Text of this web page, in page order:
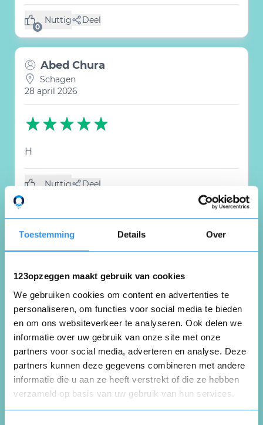
Toestemming Details Over
123opzeggen maakt gebruik van cookies
We gebruiken cookies om content en advertenties te
personaliseren, om functies voor social media te bieden
en om ons websiteverkeer te analyseren. Ook delen we
informatie over uw gebruik van onze site met onze
partners voor social media, adverteren en analyse. Deze
partners kunnen deze gegevens combineren met andere
informatie die u aan ze heeft verstrekt of die ze hebben
verzameld op basis van uw gebruik van hun services.
0
Nuttig
(0 like) Deel
Abed Chura
Schagen
28 april 2026
H
Nuttig
(0 like) Deel
Khudhur Fendi
28 april 2026
“Ik heb mijn verzekering opgezegd omdat ik
al verzekerd was bij een andere maatschappij
zonder dat ik het wist. Daarom is deze
verzekering voor mij niet nodig.”
0
Nuttig
(0 like) Deel